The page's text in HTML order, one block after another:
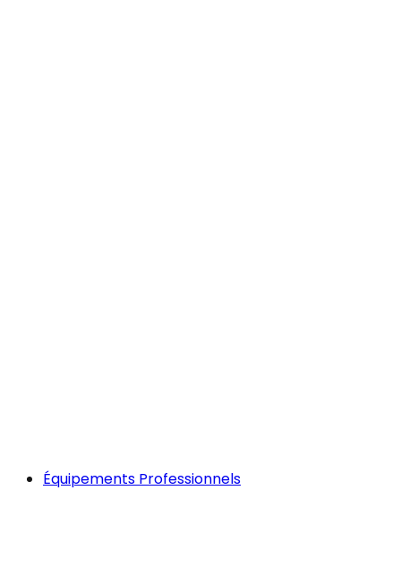
Équipements Professionnels